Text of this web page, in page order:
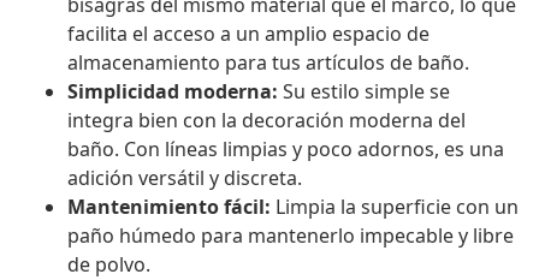
facilita el acceso a un amplio espacio de
almacenamiento para tus artículos de baño.
Simplicidad moderna: Su estilo simple se
integra bien con la decoración moderna del
baño. Con líneas limpias y poco adornos, es una
adición versátil y discreta.
Mantenimiento fácil: Limpia la superficie con un
paño húmedo para mantenerlo impecable y libre
de polvo.